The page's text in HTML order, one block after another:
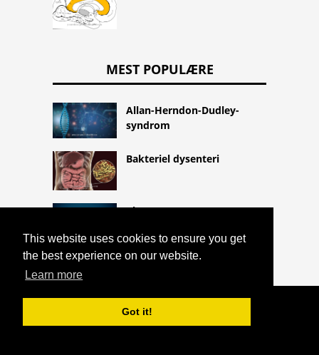
This website uses cookies to ensure you get
the best experience on our website.
Learn more
Got it!
MEST POPULÆRE
Allan-Herndon-Dudley-
syndrom
Bakteriel dysenteri
Clonazepam
COPYRIGHT 2026 HTTPS://CQLIFE.NET